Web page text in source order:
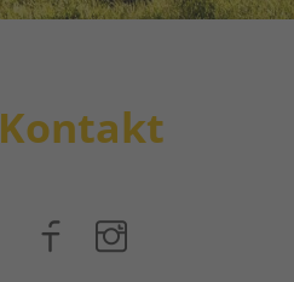
Kontakt